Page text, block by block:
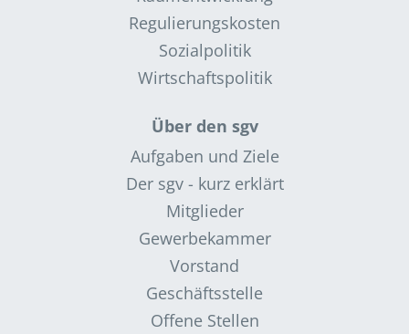
Regulierungskosten
Sozialpolitik
Wirtschaftspolitik
Über den sgv
Aufgaben und Ziele
Der sgv - kurz erklärt
Mitglieder
Gewerbekammer
Vorstand
Geschäftsstelle
Offene Stellen